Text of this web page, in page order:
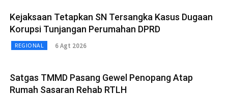
Kejaksaan Tetapkan SN Tersangka Kasus Dugaan
Korupsi Tunjangan Perumahan DPRD
REGIONAL 6 Agt 2026
Satgas TMMD Pasang Gewel Penopang Atap
Rumah Sasaran Rehab RTLH